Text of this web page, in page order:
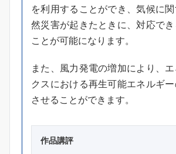
を利用することができ、気候に
然災害が起きたときに、対応で
ことが可能になります。
また、風⼒発電の増加により、
クスにおける再生可能エネルギ
させることができます。
作品講評